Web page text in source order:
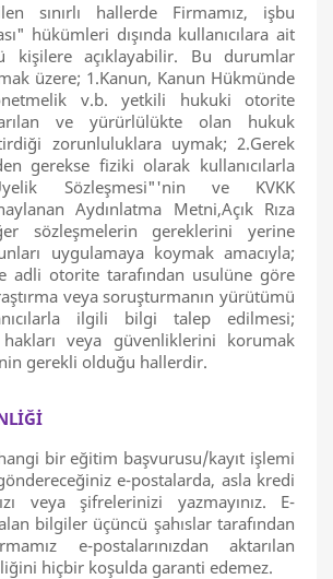
sınırlı hallerde Firmamız, işbu
hükümleri dışında kullanıcılara ait
kişilere açıklayabilir. Bu durumlar
üzere; 1.Kanun, Kanun Hükmünde
v.b. yetkili hukuki otorite
ve yürürlülükte olan hukuk
zorunluluklara uymak; 2.Gerek
gerekse fiziki olarak kullanıcılarla
Sözleşmesi"'nin ve KVKK
Aydınlatma Metni,Açık Rıza
sözleşmelerin gereklerini yerine
uygulamaya koymak amacıyla;
adli otorite tarafından usulüne göre
veya soruşturmanın yürütümü
ilgili bilgi talep edilmesi;
hakları veya güvenliklerini korumak
gerekli olduğu hallerdir.
bir eğitim başvurusu/kayıt işlemi
e-postalarda, asla kredi
veya şifrelerinizi yazmayınız. E-
bilgiler üçüncü şahıslar tarafından
e-postalarınızdan aktarılan
hiçbir koşulda garanti edemez.